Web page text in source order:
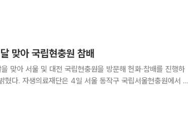
상명대학교 총장을 비롯해 각 기관 주요
맞아 국립현충원 참배
맞아 서울 및 대전 국립현충원을 방문해 헌화·참배를 진행하
현충원에서 재
조국을 위해 희생한 순국선열들